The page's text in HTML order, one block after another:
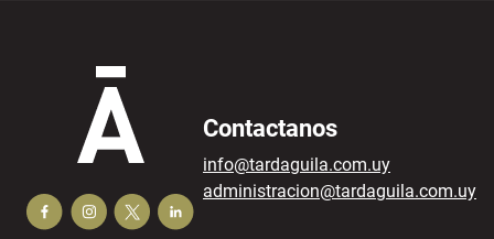
Contactanos
info@tardaguila.com.uy
administracion@tardaguila.com.uy